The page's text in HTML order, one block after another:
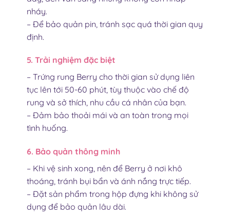
nháy.
– Để bảo quản pin, tránh sạc quá thời gian quy
định.
5. Trải nghiệm đặc biệt
– Trứng rung Berry cho thời gian sử dụng liên
tục lên tới 50-60 phút, tùy thuộc vào chế độ
rung và sở thích, nhu cầu cá nhân của bạn.
– Đảm bảo thoải mái và an toàn trong mọi
tình huống.
6. Bảo quản thông minh
– Khi vệ sinh xong, nên để Berry ở nơi khô
thoáng, tránh bụi bẩn và ánh nắng trực tiếp.
– Đặt sản phẩm trong hộp đựng khi không sử
dụng để bảo quản lâu dài.